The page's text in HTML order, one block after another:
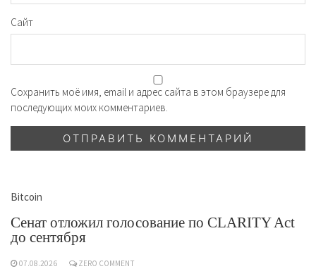
Сайт
Сохранить моё имя, email и адрес сайта в этом браузере для
последующих моих комментариев.
Bitcoin
Сенат отложил голосование по CLARITY Act
до сентября
07.08.2026 ZERO COMMENT